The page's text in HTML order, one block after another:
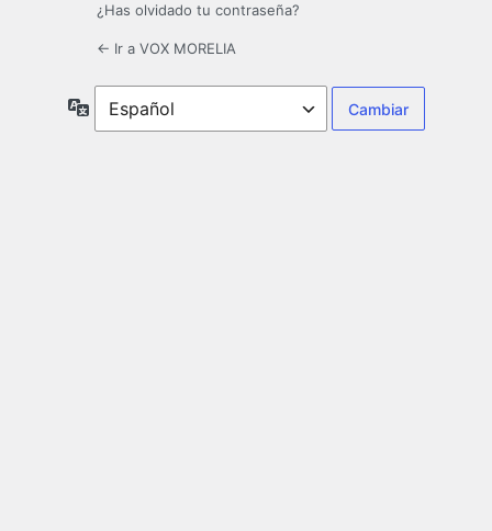
¿Has olvidado tu contraseña?
← Ir a VOX MORELIA
Idioma